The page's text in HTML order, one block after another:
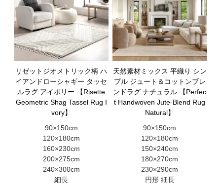
リゼットジオメトリック柄 ハ
イアンドローシャギー タッセ
ルラグ アイボリー 【Risette
Geometric Shag Tassel Rug I
vory】
90×150cm
120×180cm
160×230cm
200×275cm
240×300cm
細長
天然素材ミックス 平織り シン
プル ジュート＆コットンブレ
ンドラグ ナチュラル 【Perfec
t Handwoven Jute-Blend Rug
Natural】
90×150cm
120×180cm
150×240cm
180×270cm
230×290cm
円形 細長